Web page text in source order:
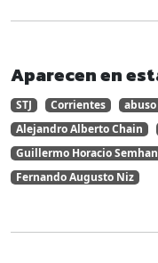
Aparecen en
STJ Corrientes
Alejandro Alberto Chain
Guillermo Horacio Semhan
Fernando Augusto Niz